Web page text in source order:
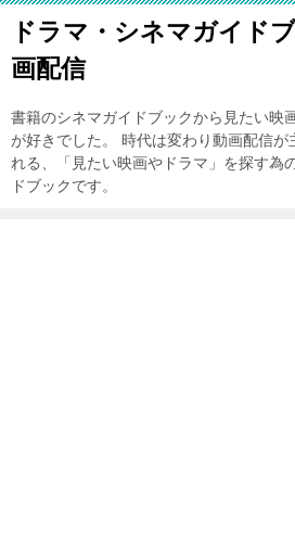
ドラマ・シネマガイド
画配信
書籍のシネマガイドブックから見たい映
が好きでした。 時代は変わり動画配信が
れる、「見たい映画やドラマ」を探す為
ドブックです。